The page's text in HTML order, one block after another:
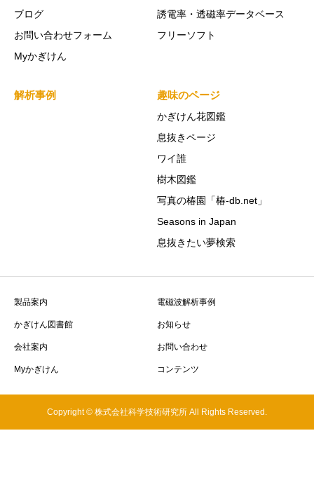
ブログ
お問い合わせフォーム
Myかぎけん
誘電率・透磁率データベース
フリーソフト
解析事例 趣味のページ
かぎけん花図鑑
息抜きページ
ワイ誰
樹木図鑑
写真の椿園「椿-db.net」
Seasons in Japan
息抜きたい夢検索
製品案内 電磁波解析事例
かぎけん図書館 お知らせ
会社案内 お問い合わせ
Myかぎけん コンテンツ
Copyright © 株式会社科学技術研究所 All Rights Reserved.